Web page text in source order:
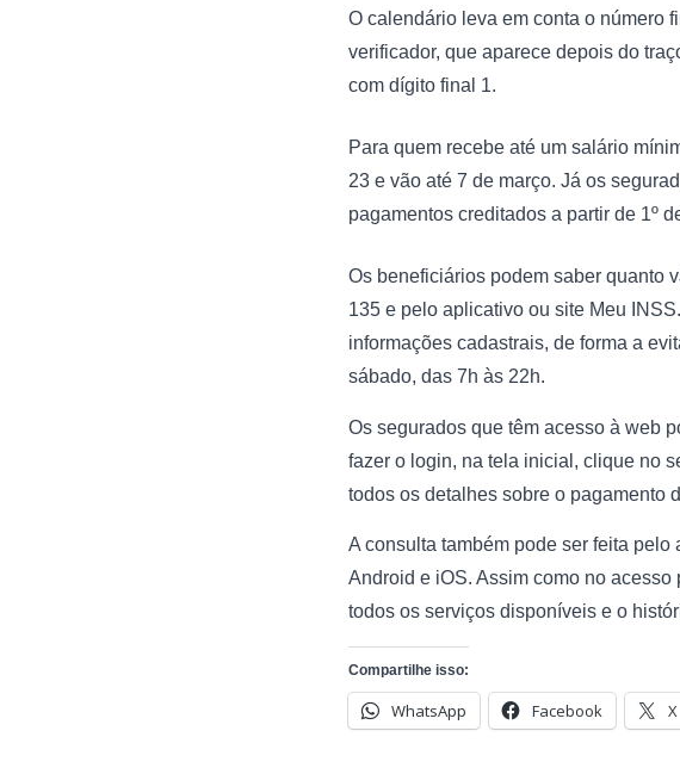
O calendário leva em conta o número
verificador, que aparece depois do
com dígito final 1.
Para quem recebe até um salário
23 e vão até 7 de março. Já os
pagamentos creditados a partir de 1º
Os beneficiários podem saber quanto
135 e pelo aplicativo ou site Meu
informações cadastrais, de forma a
sábado, das 7h às 22h.
Os segurados que têm acesso à web
fazer o login, na tela inicial, clique no
todos os detalhes sobre o pagamento
A consulta também pode ser feita
Android e iOS. Assim como no
todos os serviços disponíveis e o
Compartilhe isso:
WhatsApp Facebook X